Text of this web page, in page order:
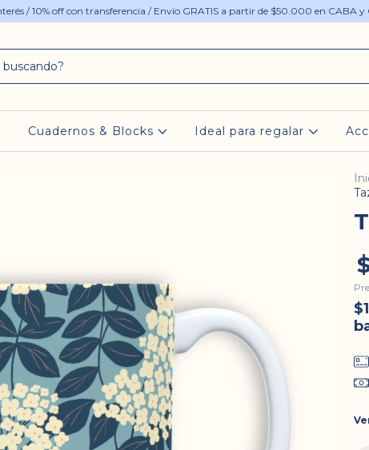
/ 10% off con transferencia / Envío GRATIS a partir de $50.000 en CABA y
Cuadernos & Blocks Ideal para regalar